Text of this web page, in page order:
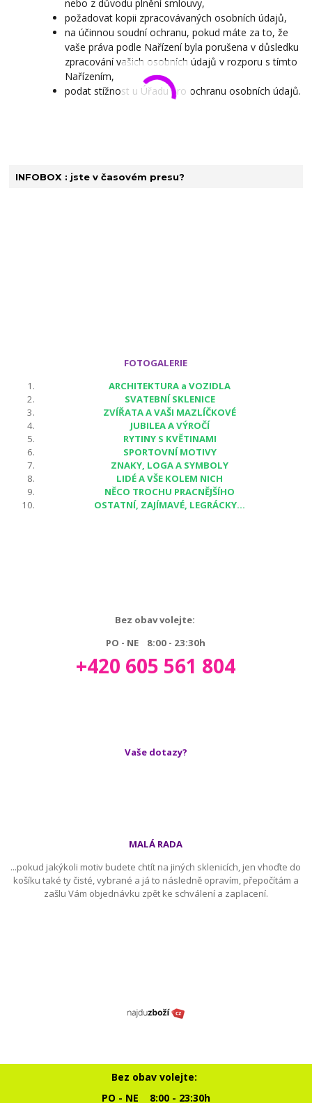
INFOBOX : jste v časovém presu?
FOTOGALERIE
ARCHITEKTURA a VOZIDLA
SVATEBNÍ SKLENICE
ZVÍŘATA A VAŠI MAZLÍČKOVÉ
JUBILEA A VÝROČÍ
RYTINY S KVĚTINAMI
SPORTOVNÍ MOTIVY
ZNAKY, LOGA A SYMBOLY
LIDÉ A VŠE KOLEM NICH
NĚCO TROCHU PRACNĚJŠÍHO
OSTATNÍ, ZAJÍMAVÉ, LEGRÁCKY...
Bez obav volejte:
PO - NE 8:00 - 23:30h
+420 605 561 804
Vaše dotazy?
MALÁ RADA
...pokud jakýkoli motiv budete chtít na jiných sklenicích, jen vhoďte do
košíku také ty čisté, vybrané a já to následně opravím, přepočítám a
zašlu Vám objednávku zpět ke schválení a zaplacení.
nebo z důvodu plnění smlouvy,
požadovat kopii zpracovávaných osobních údajů,
na účinnou soudní ochranu, pokud máte za to, že
vaše práva podle Nařízení byla porušena v důsledku
zpracování vašich osobních údajů v rozporu s tímto
Nařízením,
podat stížnost u Úřadu pro ochranu osobních údajů.
Bez obav volejte:
PO - NE 8:00 - 23:30h